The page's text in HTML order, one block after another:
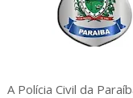
A Polícia Civil da